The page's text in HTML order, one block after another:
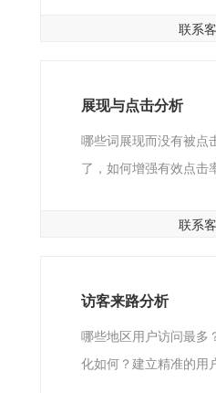
联系
展现与点击分析
哪些词展现而没有被点
了，如何增强有效点击
联系
访客来路分析
哪些地区用户访问最多
化如何？建立精准的用